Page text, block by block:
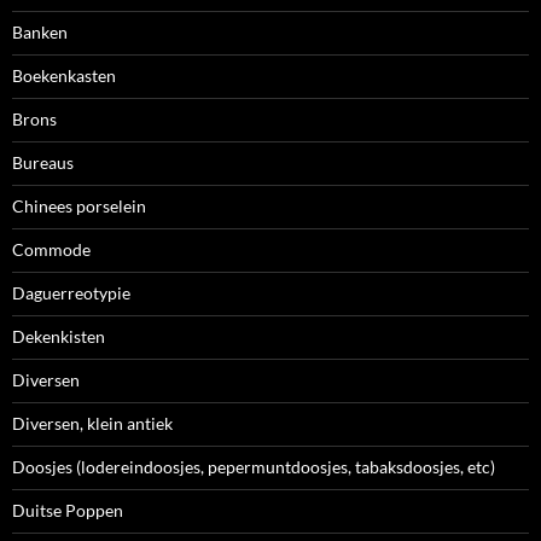
Banken
Boekenkasten
Brons
Bureaus
Chinees porselein
Commode
Daguerreotypie
Dekenkisten
Diversen
Diversen, klein antiek
Doosjes (lodereindoosjes, pepermuntdoosjes, tabaksdoosjes, etc)
Duitse Poppen